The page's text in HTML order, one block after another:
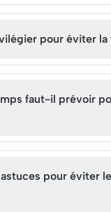
pour éviter la
faut-il prévoir
pour éviter